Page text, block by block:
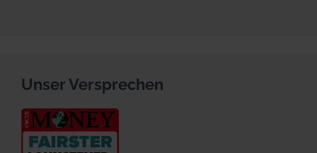
Unser Versprechen